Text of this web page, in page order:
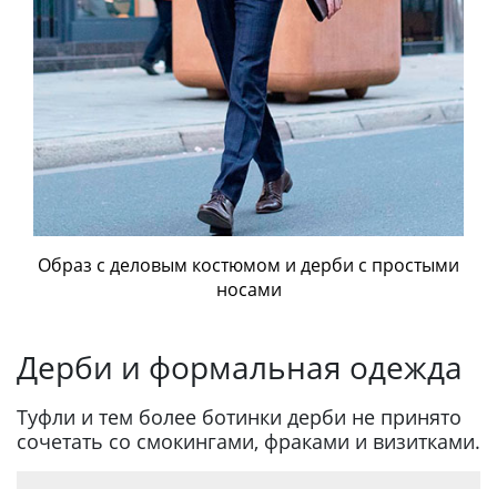
Образ с деловым костюмом и дерби с простыми
носами
Дерби и формальная одежда
Туфли и тем более ботинки дерби не принято
сочетать со смокингами, фраками и визитками.